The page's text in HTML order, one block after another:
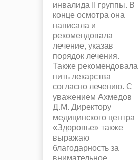
инвалида II группы. В
конце осмотра она
написала и
рекомендовала
лечение, указав
порядок лечения.
Также рекомендовала
пить лекарства
согласно лечению. С
уважением Ахмедов
Д.М. Директору
медицинского центра
«Здоровье» также
выражаю
благодарность за
внимательное